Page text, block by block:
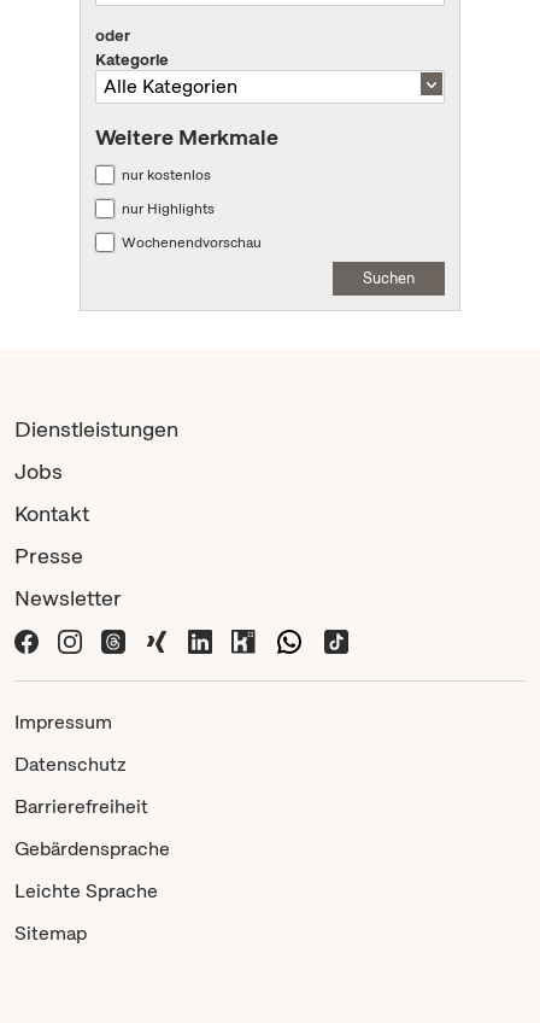
oder
Kategorie
Weitere Merkmale
nur kostenlos
nur Highlights
Wochenendvorschau
Suchen
Dienstleistungen
Jobs
Kontakt
Presse
Newsletter
Impressum
Datenschutz
Barrierefreiheit
Gebärdensprache
Leichte Sprache
Sitemap